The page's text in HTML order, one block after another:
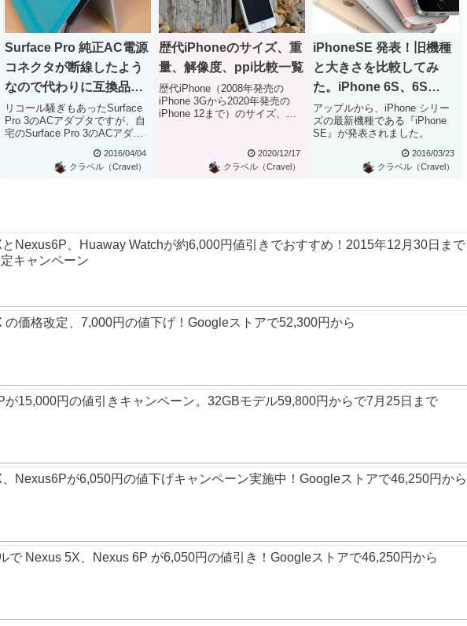
Surface Pro 純正AC電源
コネクタが断線したよう
なので代わりに互換品を
注文してみた
リコール騒ぎもあったSurface
Pro 3のACアダプタですが、自
宅のSurface Pro 3のACアダプ
2016/04/04
クラベル（Cravel）
歴代iPhoneのサイズ、重
量、解像度、ppi比較一覧
歴代iPhone（2008年発売の
iPhone 3Gから2020年発売の
iPhone 12まで）のサイズ、重
2020/12/17
クラベル（Cravel）
iPhoneSE 発表！旧機種
と大きさを比較してみ
た。iPhone 6S、6S
Plus、5S、4S とのサイ
ズ比較画像
アップルから、iPhone シリー
ズの最新機種である『iPhone
SE』が発表されました。
2016/03/23
クラベル（Cravel）
Nexus6P、Huaway Watchが約6,000円値引きでおすすめ！2015年12月30日まで
キャンペーン
の価格改定、7,000円の値下げ！Googleストアで52,300円から
が15,000円の値引きキャンペーン。32GBモデル59,800円からで7月25日まで
Nexus6Pが6,050円の値下げキャンペーン実施中！Googleストアで46,250円から
で Nexus 5X、Nexus 6P が6,050円の値引き！Googleストアで46,250円から